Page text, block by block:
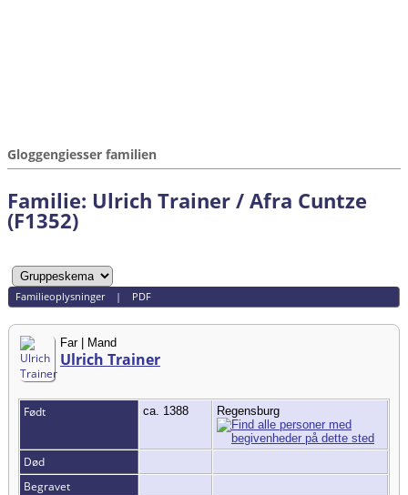
Gloggengiesser familien
Familie: Ulrich Trainer / Afra Cuntze
(F1352)
Familieoplysninger| PDF
Far | Mand
Ulrich Trainer
Født ca. 1388 Regensburg
Død
Begravet